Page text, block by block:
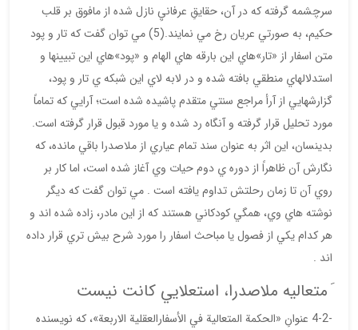
سرچشمه گرفته كه در آن، حقايقِ عرفانيِ نازل شده از مافوق بر قلب
حكيم، به صورتي عريان رخ مي نمايند.(5) مي توان گفت كه تار و پود
متن اسفار از «تار»هاي اين بارقه هاي الهام و «پود»هاي اين تبيينها و
استدلالهاي منطقي بافته شده و در لابه لاي اين شبكه ي تار و پود،
گزارشهايي از آرأ مراجع سنتي متقدم پاشيده شده است؛ آرايي كه تماماً
مورد تحليل قرار گرفته و آنگاه رد شده و يا مورد قبول قرار گرفته است.
بدينسان، اين اثر به عنوان سند تمام عياري از ملاصدرا باقي مانده، كه
نگارش آن ظاهراً از دوره ي دوم حيات وي آغاز شده است، اما كار بر
روي آن تا زمان رحلتش تداوم يافته است . مي توان گفت كه ديگر
نوشته هاي وي، همگي كودكاني هستند كه از اين مادر، زاده شده اند و
هر كدام يكي از فصول يا مباحث اسفار را مورد شرح بيش تري قرار داده
اند .
َ متعاليه ملاصدرا، استعلايي كانت نيست
-4-2 عنوانِ «الحكمة المتعالية في الأسفارالعقلية الاربعة»، كه نويسنده